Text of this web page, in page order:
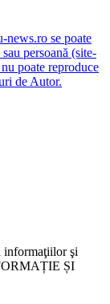
news.ro se poate
persoană (site-
poate reproduce
de Autor.
informaţiilor şi
ȘI